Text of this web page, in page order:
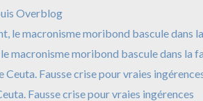
Overblog
macronisme moribond bascule dans la
Fausse crise pour vraies ingérences